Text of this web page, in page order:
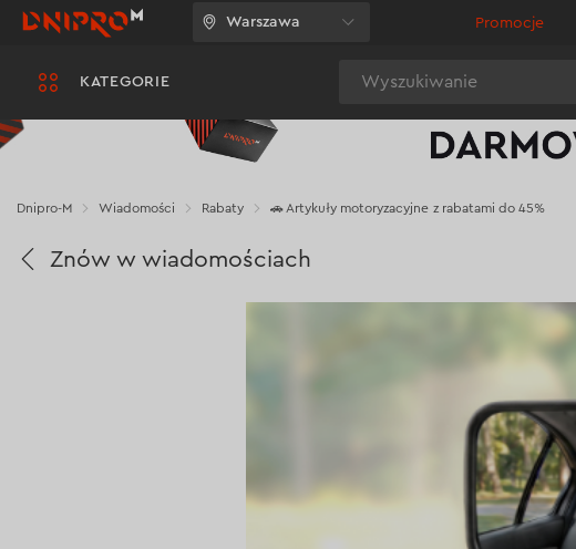
KATEGORIE
Warszawa Promocje
Dnipro-M Wiadomości Rabaty 🚗 Artykuły motoryzacyjne z rabatami do 45%
Znów w wiadomościach